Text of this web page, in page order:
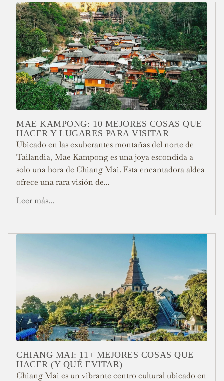
MAE KAMPONG: 10 MEJORES COSAS QUE
HACER Y LUGARES PARA VISITAR
Ubicado en las exuberantes montañas del norte de
Tailandia, Mae Kampong es una joya escondida a
solo una hora de Chiang Mai. Esta encantadora aldea
ofrece una rara visión de...
Leer más...
CHIANG MAI: 11+ MEJORES COSAS QUE
HACER (Y QUÉ EVITAR)
Chiang Mai es un vibrante centro cultural ubicado en